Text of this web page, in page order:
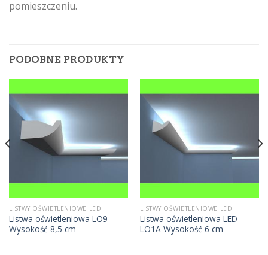
pomieszczeniu.
PODOBNE PRODUKTY
LISTWY OŚWIETLENIOWE LED
Listwa oświetleniowa LO9
Wysokość 8,5 cm
LISTWY OŚWIETLENIOWE LED
Listwa oświetleniowa LED
LO1A Wysokość 6 cm